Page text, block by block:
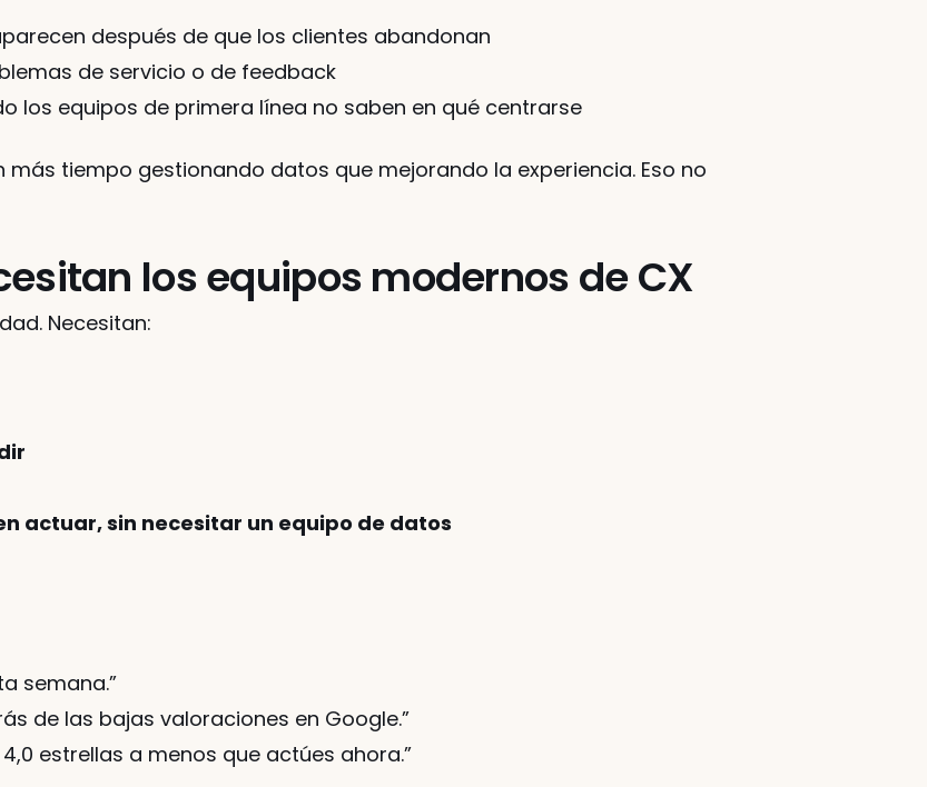
después de que los clientes abandonan
de servicio o de feedback
los equipos de primera línea no saben en qué centrarse
más tiempo gestionando datos que mejorando la experiencia. Eso no
los equipos modernos de CX
Necesitan:
actuar, sin necesitar un equipo de datos
semana.”
de las bajas valoraciones en Google.”
estrellas a menos que actúes ahora.”